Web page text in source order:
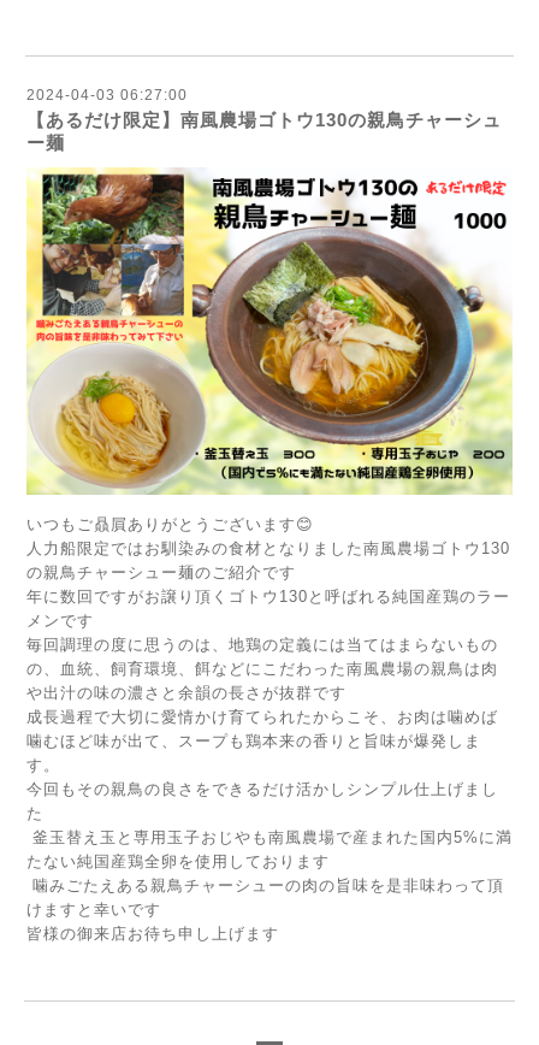
2024-04-03 06:27:00
【あるだけ限定】南風農場ゴトウ130の親鳥チャーシュ
ー麺
いつもご贔屓ありがとうございます😊
人力船限定ではお馴染みの食材となりました南風農場ゴトウ130
の親鳥チャーシュー麺のご紹介です
年に数回ですがお譲り頂くゴトウ130と呼ばれる純国産鶏のラー
メンです
毎回調理の度に思うのは、地鶏の定義には当てはまらないもの
の、血統、飼育環境、餌などにこだわった南風農場の親鳥は肉
や出汁の味の濃さと余韻の長さが抜群です
成長過程で大切に愛情かけ育てられたからこそ、お肉は噛めば
噛むほど味が出て、スープも鶏本来の香りと旨味が爆発しま
す。
今回もその親鳥の良さをできるだけ活かしシンプル仕上げまし
た
釜玉替え玉と専用玉子おじやも南風農場で産まれた国内5%に満
たない純国産鶏全卵を使用しております
噛みごたえある親鳥チャーシューの肉の旨味を是非味わって頂
けますと幸いです
皆様の御来店お待ち申し上げます